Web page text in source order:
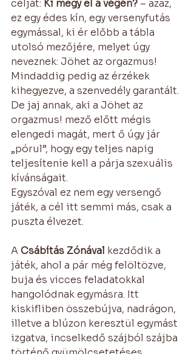
célját: Ki megy el a végén? – azaz,
ez egy édes kín, egy versenyfutás
egymással, ki ér előbb a tábla
utolsó mezőjére, melyet úgy
neveznek: Jöhet az orgazmus!
Mindaddig pedig az érzékek
kihegyezve, a szenvedély garantált.
De jaj annak, aki a Jöhet az
orgazmus! mező előtt mégis
elengedi magát, mert ő úgy jár
„pórul”, hogy egy teljes napig
teljesítenie kell a párja szexuális
kívánságait.
Egyszóval ez nem egy versengő
játék, a cél itt semmi más, csak a
puszta élvezet.
A Csábítás Zónával kezdődik a
játék, ahol a pár még felöltözve,
buja és vicces feladatokkal
hangolódnak egymásra. Itt
kiskifliben összebújva, nadrágon,
illetve a blúzon keresztül egymást
izgatva, incselkedő szájból szájba